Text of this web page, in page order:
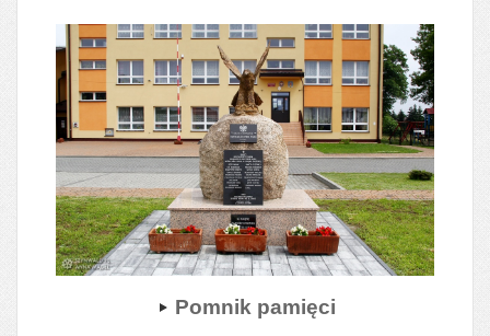
Pomnik pamięci